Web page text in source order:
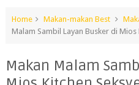
Home Makan-makan Best
Malam Sambil Layan Busker di Mios
Makan Malam